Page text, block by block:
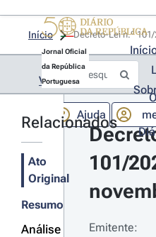
Jornal Oficial
da República
Portuguesa
Ajuda
Início
Voltar
Relacionados
Ato
Original
Resumo
Análise
101/
Emitente: